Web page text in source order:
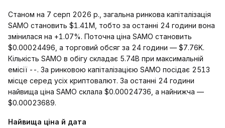
Станом на 7 серп 2026 р., загальна ринкова капіталізація
SAMO становить $1.41M, тобто за останні 24 години вона
змінилася на +1.07%. Поточна ціна SAMO становить
$0.00024496, а торговий обсяг за 24 години — $7.76K.
Кількість SAMO в обігу складає 5.74B при максимальній
емісії --. За ринковою капіталізацією SAMO посідає 2513
місце серед усіх криптовалют. За останні 24 години
найвища ціна SAMO склала $0.00024736, а найнижча —
$0.00023689.
Найвища ціна й дата